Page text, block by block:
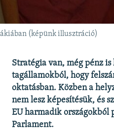
(képünk illusztráció)
Stratégia van, még pénz
tagállamokból, hogy
oktatásban. Közben a
nem lesz képesítésük, és
EU harmadik
Parlament.